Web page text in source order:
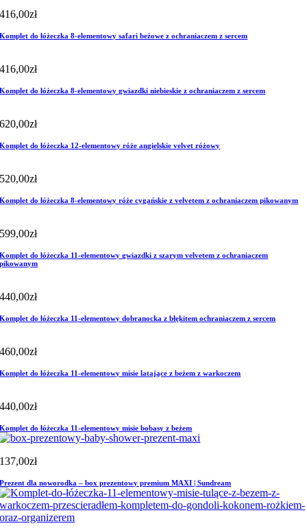
416,00zł
Komplet do łóżeczka 8-elementowy safari beżowe z ochraniaczem z sercem
416,00zł
Komplet do łóżeczka 8-elementowy gwiazdki niebieskie z ochraniaczem z sercem
620,00zł
Komplet do łóżeczka 12-elementowy róże angielskie velvet różowy
520,00zł
Komplet do łóżeczka 8-elementowy róże cygańskie z velvetem z ochraniaczem pikowanym
599,00zł
Komplet do łóżeczka 11-elementowy gwiazdki z szarym velvetem z ochraniaczem
pikowanym
440,00zł
Komplet do łóżeczka 11-elementowy dobranocka z błękitem ochraniaczem z sercem
460,00zł
Komplet do łóżeczka 11-elementowy misie latające z beżem z warkoczem
440,00zł
Komplet do łóżeczka 11-elementowy misie bobasy z beżem
137,00zł
Prezent dla noworodka – box prezentowy premium MAXI | Sundream